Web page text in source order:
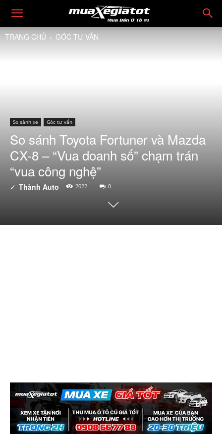
TRANG CHỦ GÓC TƯ VẤN
So sánh xe Góc tư vấn
So sánh Toyota Fortuner và Mazda
CX-8 – “Vua doanh số” chạm trán
“vua công nghệ”
✓ Thành Auto - 2022 0